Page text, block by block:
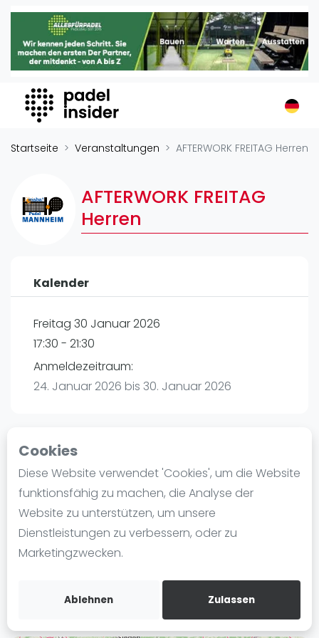
Cookies
Diese Website verwendet 'Cookies', um die Website
funktionsfähig zu machen, die Analyse der
Website zu unterstützen, um unsere
Dienstleistungen zu verbessern, oder zu
Marketingzwecken.
Ablehnen Zulassen
Padel Insider
Home
Organisationen
Buchungssysteme
Padel-Shops
Verschiedenes
Veranstaltungen
International
Ranking
Männer
Frauen
Blog
Die Geschichte von Padel
Regeln und Punktzählung
Padel Schläge
Video
Startseite Veranstaltungen AFTERWORK FREITAG Herren
AFTERWORK FREITAG
Herren
Kalender
Freitag 30 Januar 2026
17:30 - 21:30
Anmeldezeitraum:
24. Januar 2026 bis 30. Januar 2026
Playtomic
maba! Padel Mannheim | Mannheim
Christian-Friedrich-Schwan-Straße 5-7
68167Mannheim
Routebeschrijving